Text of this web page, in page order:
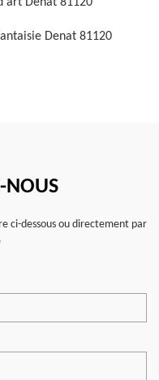
Denat 81120
NOUS
ci-dessous ou directement par